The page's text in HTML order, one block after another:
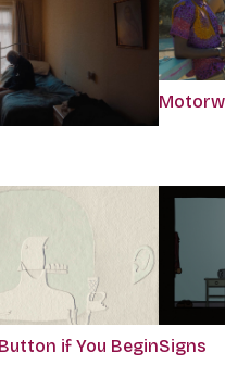
if You BeginSigns